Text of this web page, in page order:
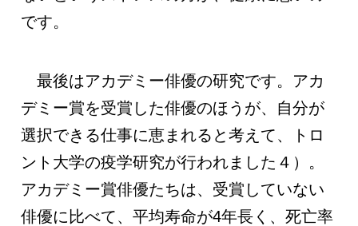
です。
最後はアカデミー俳優の研究です。アカ
デミー賞を受賞した俳優のほうが、自分が
選択できる仕事に恵まれると考えて、トロ
ント大学の疫学研究が行われました４）。
アカデミー賞俳優たちは、受賞していない
俳優に比べて、平均寿命が4年長く、死亡率